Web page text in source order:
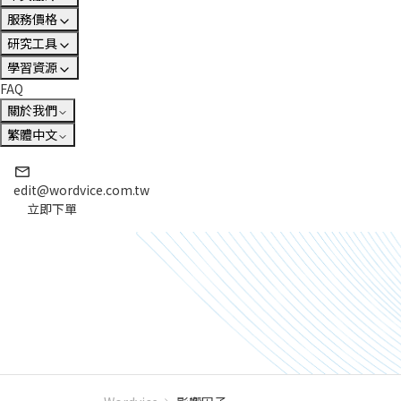
服務價格
研究工具
學習資源
FAQ
關於我們
繁體中文
edit@wordvice.com.tw
立即下單